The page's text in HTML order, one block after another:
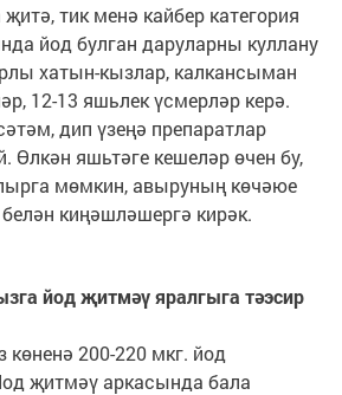
тик менә кайбер категория
йод булган даруларны куллану
хатын-кызлар, калкансыман
12-13 яшьлек үсмерләр керә.
дип үзеңә препаратлар
Өлкән яшьтәге кешеләр өчен бу,
мөмкин, авыруның көчәюе
киңәшләшергә кирәк.
йод җитмәү яралгыга тәэсир
200-220 мкг. йод
җитмәү аркасында бала